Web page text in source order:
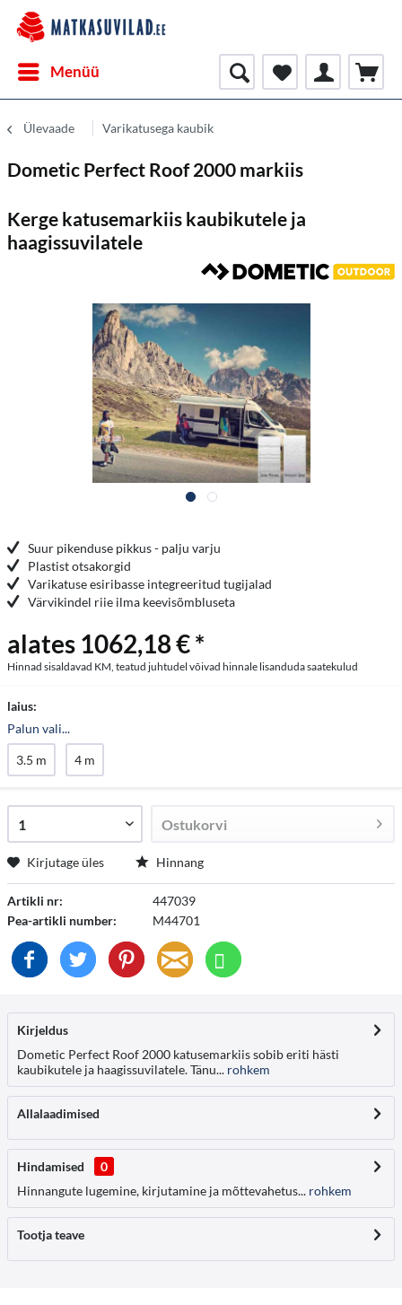
Menüü
Ülevaade Varikatusega kaubik
Dometic Perfect Roof 2000 markiis
Kerge katusemarkiis kaubikutele ja
haagissuvilatele
Suur pikenduse pikkus - palju varju
Plastist otsakorgid
Varikatuse esiribasse integreeritud tugijalad
Värvikindel riie ilma keevisõmbluseta
alates 1062,18 € *
Hinnad sisaldavad KM, teatud juhtudel võivad hinnale lisanduda saatekulud
laius:
Palun vali...
3.5 m 4 m
Ostukorvi
Kirjutage üles Hinnang
Artikli nr:
447039
Pea-artikli number:
M44701
Kirjeldus
Dometic Perfect Roof 2000 katusemarkiis sobib eriti hästi
kaubikutele ja haagissuvilatele. Tänu... rohkem
Allalaadimised
Hindamised
0
Hinnangute lugemine, kirjutamine ja mõttevahetus... rohkem
Tootja teave